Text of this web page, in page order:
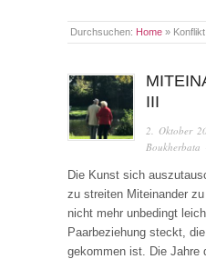
Durchsuchen: Home » Konflikt
III
2. Oktober
Boukherbata
Die Kunst sich
zu streiten Miteinander
nicht mehr unbedingt
Paarbeziehung steckt,
gekommen ist. Die Jahre